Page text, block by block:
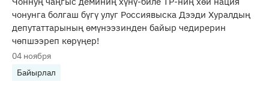
чонунга болгаш бүгү улуг Россиявыска Дээди Хуралдың
депутаттарының өмүнээзинден байыр чедирерин
чөпшээреп көрүңер!
04 ноября
Байырлал